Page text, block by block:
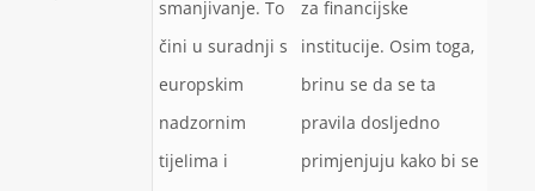
smanjivanje. To
čini u suradnji s
europskim
nadzornim
tijelima i
za financijske
institucije. Osim toga,
brinu se da se ta
pravila dosljedno
primjenjuju kako bi se